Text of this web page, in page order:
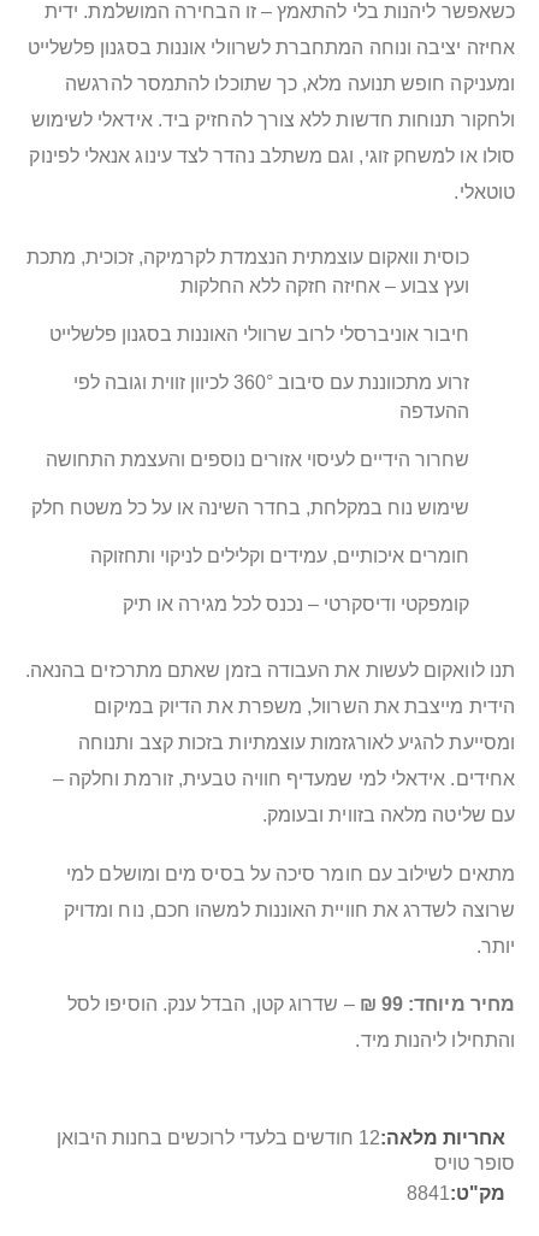
כשאפשר ליהנות בלי להתאמץ – זו הבחירה המושלמת. ידית
אחיזה יציבה ונוחה המתחברת לשרוולי אוננות בסגנון פלשלייט
ומעניקה חופש תנועה מלא, כך שתוכלו להתמסר להרגשה
ולחקור תנוחות חדשות ללא צורך להחזיק ביד. אידאלי לשימוש
סולו או למשחק זוגי, וגם משתלב נהדר לצד עינוג אנאלי לפינוק
טוטאלי.
כוסית וואקום עוצמתית הנצמדת לקרמיקה, זכוכית, מתכת
ועץ צבוע – אחיזה חזקה ללא החלקות
חיבור אוניברסלי לרוב שרוולי האוננות בסגנון פלשלייט
זרוע מתכווננת עם סיבוב 360° לכיוון זווית וגובה לפי
ההעדפה
שחרור הידיים לעיסוי אזורים נוספים והעצמת התחושה
שימוש נוח במקלחת, בחדר השינה או על כל משטח חלק
חומרים איכותיים, עמידים וקלילים לניקוי ותחזוקה
קומפקטי ודיסקרטי – נכנס לכל מגירה או תיק
תנו לוואקום לעשות את העבודה בזמן שאתם מתרכזים בהנאה.
הידית מייצבת את השרוול, משפרת את הדיוק במיקום
ומסייעת להגיע לאורגזמות עוצמתיות בזכות קצב ותנוחה
אחידים. אידאלי למי שמעדיף חוויה טבעית, זורמת וחלקה –
עם שליטה מלאה בזווית ובעומק.
מתאים לשילוב עם חומר סיכה על בסיס מים ומושלם למי
שרוצה לשדרג את חוויית האוננות למשהו חכם, נוח ומדויק
יותר.
מחיר מיוחד: 99 ₪
– שדרוג קטן, הבדל ענק. הוסיפו לסל
והתחילו ליהנות מיד.
מידע
נוסף
12 חודשים בלעדי לרוכשים בחנות היבואן
סופר טויס
8841